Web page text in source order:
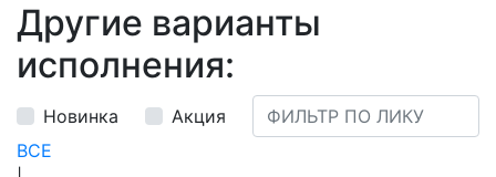
Другие варианты
исполнения:
Новинка
Акция
ВСЕ